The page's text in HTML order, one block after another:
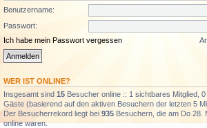
Benutzername:
Passwort:
Ich habe mein Passwort vergessen
WER IST ONLINE?
Insgesamt sind 15 Besucher online :: 1 sichtbares Mitglied,
Gäste (basierend auf den aktiven Besuchern der letzten 5
Der Besucherrekord liegt bei 935 Besuchern, die am Do 28.
online waren.